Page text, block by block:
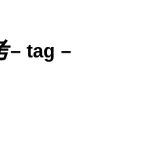
– tag –